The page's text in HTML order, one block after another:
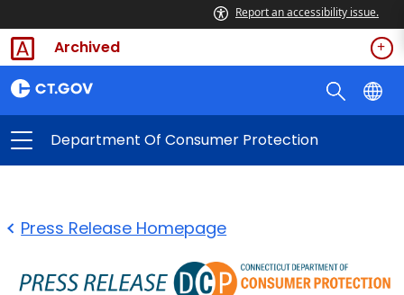
Report an accessibility issue.
Archived
Department Of Consumer Protection
Press Release Homepage